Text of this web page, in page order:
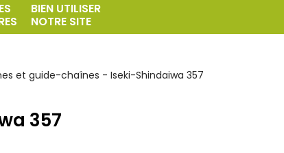
BIEN UTILISER
NOTRE SITE
et guide-chaînes - Iseki-Shindaiwa 357
357